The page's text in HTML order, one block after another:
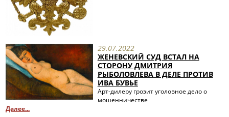
29.07.2022
ЖЕНЕВСКИЙ СУД ВСТАЛ НА
СТОРОНУ ДМИТРИЯ
РЫБОЛОВЛЕВА В ДЕЛЕ ПРОТИВ
ИВА БУВЬЕ
Арт-дилеру грозит уголовное дело о
мошенничестве
Далее...